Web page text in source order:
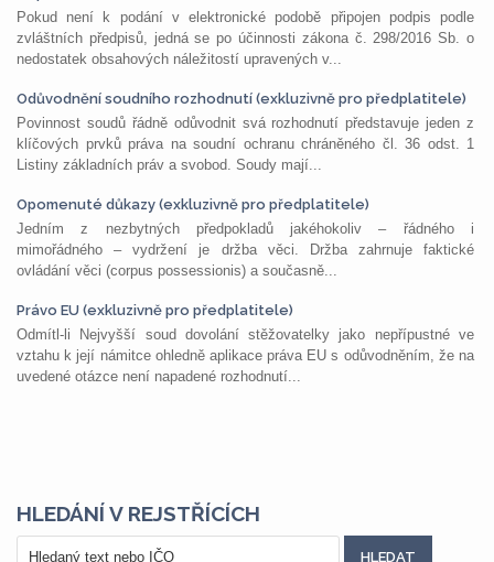
Pokud není k podání v elektronické podobě připojen podpis podle
zvláštních předpisů, jedná se po účinnosti zákona č. 298/2016 Sb. o
nedostatek obsahových náležitostí upravených v...
Odůvodnění soudního rozhodnutí (exkluzivně pro předplatitele)
Povinnost soudů řádně odůvodnit svá rozhodnutí představuje jeden z
klíčových prvků práva na soudní ochranu chráněného čl. 36 odst. 1
Listiny základních práv a svobod. Soudy mají...
Opomenuté důkazy (exkluzivně pro předplatitele)
Jedním z nezbytných předpokladů jakéhokoliv – řádného i
mimořádného – vydržení je držba věci. Držba zahrnuje faktické
ovládání věci (corpus possessionis) a současně...
Právo EU (exkluzivně pro předplatitele)
Odmítl-li Nejvyšší soud dovolání stěžovatelky jako nepřípustné ve
vztahu k její námitce ohledně aplikace práva EU s odůvodněním, že na
uvedené otázce není napadené rozhodnutí...
HLEDÁNÍ V REJSTŘÍCÍCH